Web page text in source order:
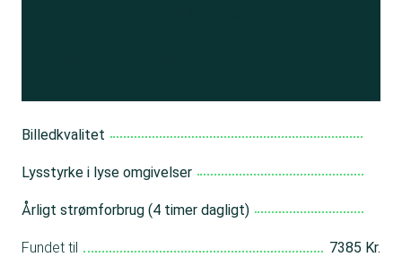
Billedkvalitet
Lysstyrke i lyse omgivelser
Årligt strømforbrug (4 timer dagligt)
Fundet til 7385 Kr.